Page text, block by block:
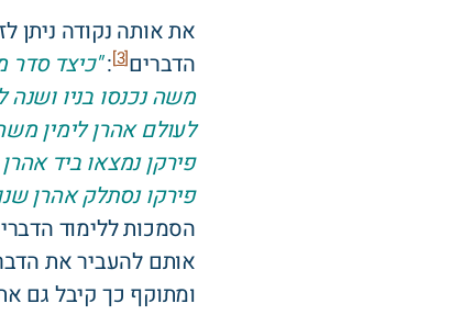
את אותה נקודה ניתן
הדברים[3]
:"כיצד סדר
משה נכנסו בניו
לעולם אהרן לימין
פירקן נמצאו ביד
פירקו נסתלק אהרן
הסמכות ללימוד
אותם להעביר את
ומתוקף כך קיבל גם